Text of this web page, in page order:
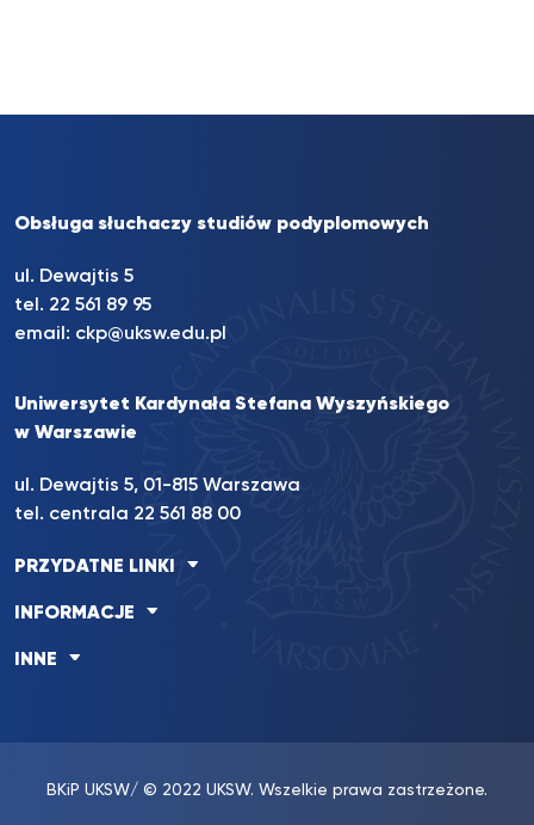
Obsługa słuchaczy studiów podyplomowych
ul. Dewajtis 5
tel. 22 561 89 95
email: ckp@uksw.edu.pl
Uniwersytet Kardynała Stefana Wyszyńskiego
w Warszawie
ul. Dewajtis 5, 01-815 Warszawa
tel. centrala 22 561 88 00
PRZYDATNE LINKI
INFORMACJE
INNE
BKiP UKSW/ © 2022 UKSW. Wszelkie prawa zastrzeżone.